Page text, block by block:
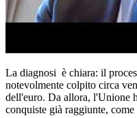
La diagnosi è chiara: il
notevolmente colpito circa
dell'euro. Da allora, l'Unione
conquiste già raggiunte,